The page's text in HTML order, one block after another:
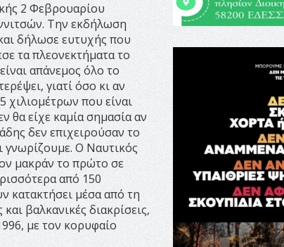
2 Φεβρουαρίου
Την εκδήλωση
δήλωσε ευτυχής που
τα πλεονεκτήματα το
απάνεμος όλο το
γιατί όσο κι αν
χιλιομέτρων που είναι
θα είχε καμία σημασία αν
δεν επιχειρούσαν το
Ο Ναυτικός
μακράν το πρώτο σε
από 150
κατακτήσει μέσα από τη
βαλκανικές διακρίσεις,
με τον κορυφαίο